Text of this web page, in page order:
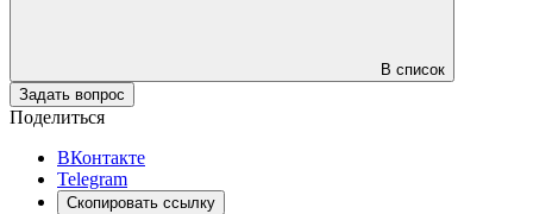
В список
Задать вопрос
Поделиться
ВКонтакте
Telegram
Скопировать ссылку